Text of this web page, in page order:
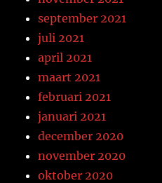
september 2021
juli 2021
april 2021
maart 2021
februari 2021
januari 2021
december 2020
november 2020
oktober 2020